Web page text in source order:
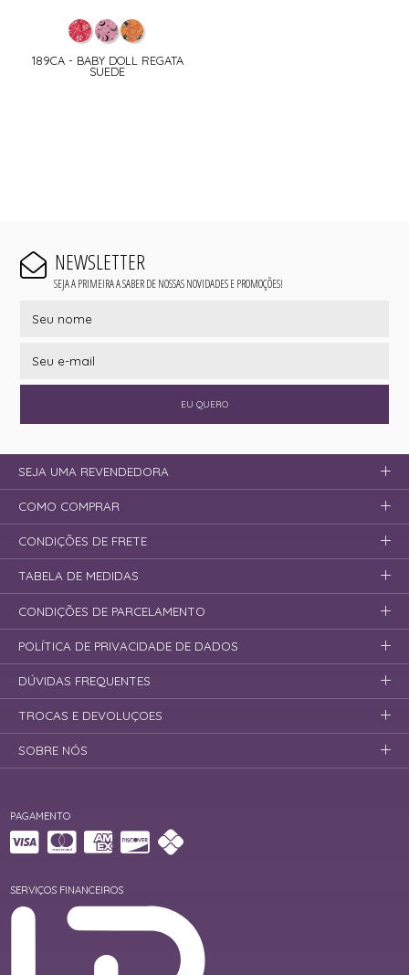
189CA - BABY DOLL REGATA
SUEDE
NEWSLETTER
SEJA A PRIMEIRA A SABER DE NOSSAS NOVIDADES E PROMOÇÕES!
EU QUERO
PAGAMENTO
SERVIÇOS FINANCEIROS
SEJA UMA REVENDEDORA
COMO COMPRAR
CONDIÇÕES DE FRETE
TABELA DE MEDIDAS
CONDIÇÕES DE PARCELAMENTO
POLÍTICA DE PRIVACIDADE DE DADOS
DÚVIDAS FREQUENTES
TROCAS E DEVOLUÇOES
SOBRE NÓS